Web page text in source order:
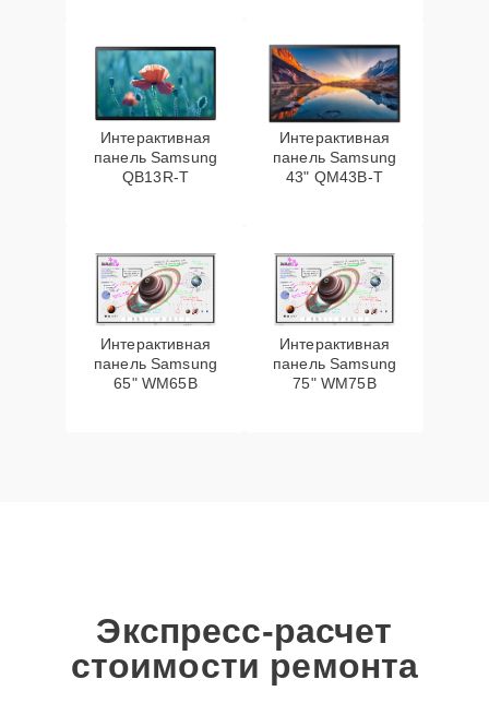
Интерактивная
панель Samsung
QB13R-T
Интерактивная
панель Samsung
43" QM43B-T
Интерактивная
панель Samsung
65" WM65B
Интерактивная
панель Samsung
75" WM75B
Экспресс-расчет
стоимости ремонта